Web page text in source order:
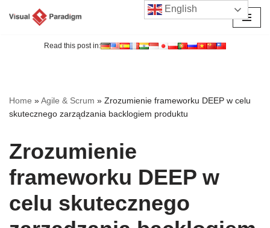
Read this post in:
Home »Agile & Scrum » Zrozumienie frameworku DEEP w celu
skutecznego zarządzania backlogiem produktu
Zrozumienie
frameworku DEEP w
celu skutecznego
English